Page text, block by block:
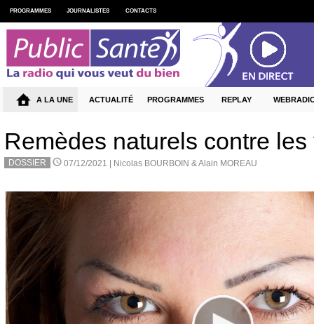
Remèdes naturels contre
DOSSIER 07/12/2021 | Nicolas BOURBOIN & Alain MOREAU
PROGRAMMES JOURNALISTES CONTACTS
A LA UNE ACTUALITÉ PROGRAMMES REPLAY